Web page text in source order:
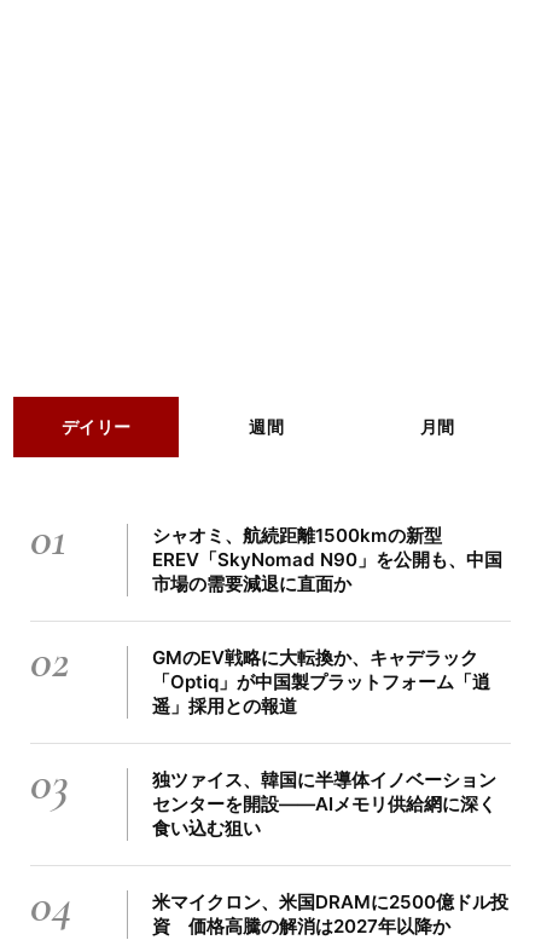
デイリー 週間 月間
01
シャオミ、航続距離1500kmの新型
EREV「SkyNomad N90」を公開も、中国
市場の需要減退に直面か
02
GMのEV戦略に大転換か、キャデラック
「Optiq」が中国製プラットフォーム「逍
遥」採用との報道
03
独ツァイス、韓国に半導体イノベーション
センターを開設――AIメモリ供給網に深く
食い込む狙い
04
米マイクロン、米国DRAMに2500億ドル投
資 価格高騰の解消は2027年以降か